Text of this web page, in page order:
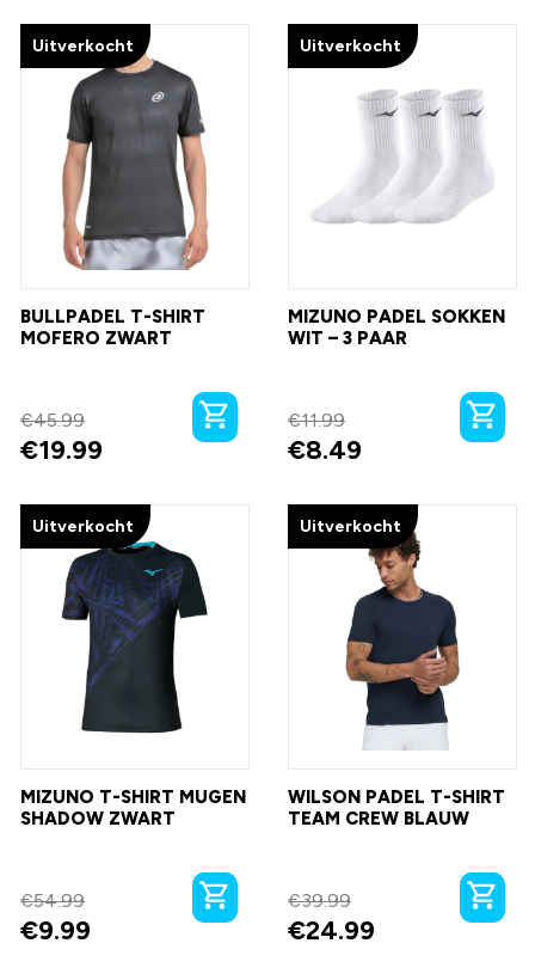
Uitverkocht
BULLPADEL T-SHIRT
MOFERO ZWART
€45.99
€19.99
Uitverkocht
MIZUNO PADEL SOKKEN
WIT – 3 PAAR
€11.99
€8.49
Uitverkocht
MIZUNO T-SHIRT MUGEN
SHADOW ZWART
€54.99
€9.99
Uitverkocht
WILSON PADEL T-SHIRT
TEAM CREW BLAUW
€39.99
€24.99